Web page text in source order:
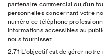
partenaire commercial ou d'un
personnelles concernant votre
numéro de téléphone
informations accessibles au
nous fournissez.
2.7.1 L'objectifest de gérer notre